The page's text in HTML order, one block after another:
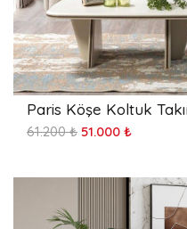
Paris Köşe Koltuk
61.200 ₺ 51.000 ₺